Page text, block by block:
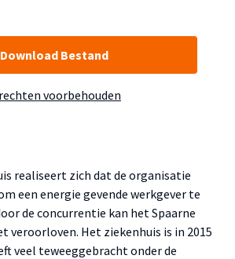
Download Bestand
voorbehouden
realiseert zich dat de organisatie
een energie gevende werkgever te
de concurrentie kan het Spaarne
veroorloven. Het ziekenhuis is in 2015
veel teweeggebracht onder de